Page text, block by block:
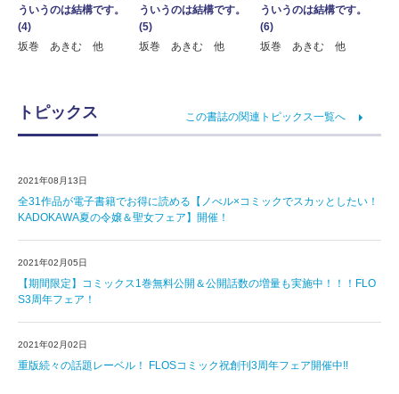
ういうのは結構です。
(4)
坂巻 あきむ 他
ういうのは結構です。
(5)
坂巻 あきむ 他
ういうのは結構です。
(6)
坂巻 あきむ 他
トピックス この書誌の関連トピックス一覧へ
2021年08月13日
全31作品が電子書籍でお得に読める【ノべル×コミックでスカッとしたい！
KADOKAWA夏の令嬢＆聖女フェア】開催！
2021年02月05日
【期間限定】コミックス1巻無料公開＆公開話数の増量も実施中！！！FLO
S3周年フェア！
2021年02月02日
重版続々の話題レーベル！ FLOSコミック祝創刊3周年フェア開催中!!